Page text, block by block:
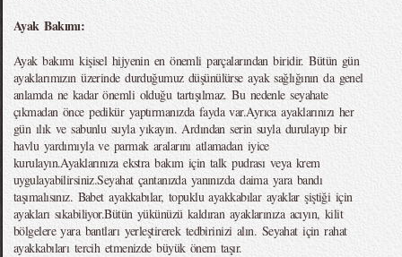
Ayak Bakımı:
Ayak bakımı kişisel hijyenin en önemli parçalarından biridir. Bütün gün
ayaklarımızın üzerinde durduğumuz düşünülürse ayak sağlığının da genel
anlamda ne kadar önemli olduğu tartışılmaz. Bu nedenle seyahate
çıkmadan önce pedikür yaptırmanızda fayda var.Ayrıca ayaklarınızı her
gün ılık ve sabunlu suyla yıkayın. Ardından serin suyla durulayıp bir
havlu yardımıyla ve parmak aralarını atlamadan iyice
kurulayın.Ayaklarınıza ekstra bakım için talk pudrası veya krem
uygulayabilirsiniz.Seyahat çantanızda yanınızda daima yara bandı
taşımalısınız. Babet ayakkabılar, topuklu ayakkabılar ayaklar şiştiği için
ayakları sıkabiliyor.Bütün yükünüzü kaldıran ayaklarınıza acıyın, kilit
bölgelere yara bantları yerleştirerek tedbirinizi alın. Seyahat için rahat
ayakkabıları tercih etmenizde büyük önem taşır.